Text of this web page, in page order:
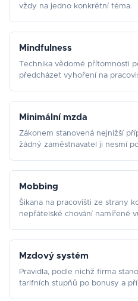
vždy na jedno konkrétní téma.
Mindfulness
Technika vědomé přítomnosti
předcházet vyhoření na
Minimální mzda
Zákonem stanovená nejnižší
žádný zaměstnavatel ji nesmí
Mobbing
Šikana na pracovišti ze strany
nepřátelské chování namířené
Mzdový systém
Pravidla, podle nichž firma
tarifních stupňů po bonusy a